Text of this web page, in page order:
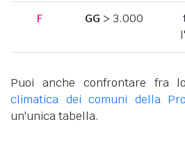
F GG > 3.000
Puoi anche confrontare fra
climatica dei comuni della
un'unica tabella.